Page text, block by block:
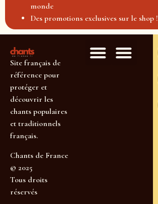
monde
Des promotions exclusives sur le shop !
Site français de
référence pour
protéger et
découvrir les
chants populaires
et traditionnels
français.
Chants de France
© 2025
Tous droits
réservés